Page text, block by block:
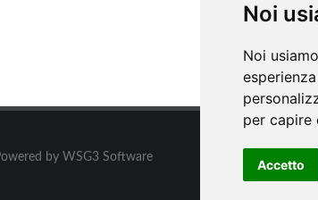
Noi
Noi
per capire
Accetto
by WSG3 Software